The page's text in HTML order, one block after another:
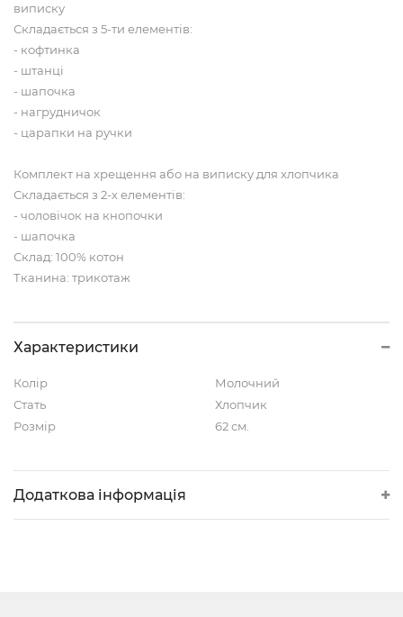
виписку
Складається з 5-ти елементів:
- кофтинка
- штанці
- шапочка
- нагрудничок
- царапки на ручки
Комплект на хрещення або на виписку для хлопчика
Складається з 2-х елементів:
- чоловічок на кнопочки
- шапочка
Склад: 100% котон
Тканина: трикотаж
Характеристики
Колір
Молочний
Стать
Хлопчик
Розмір
62 см.
Додаткова інформація